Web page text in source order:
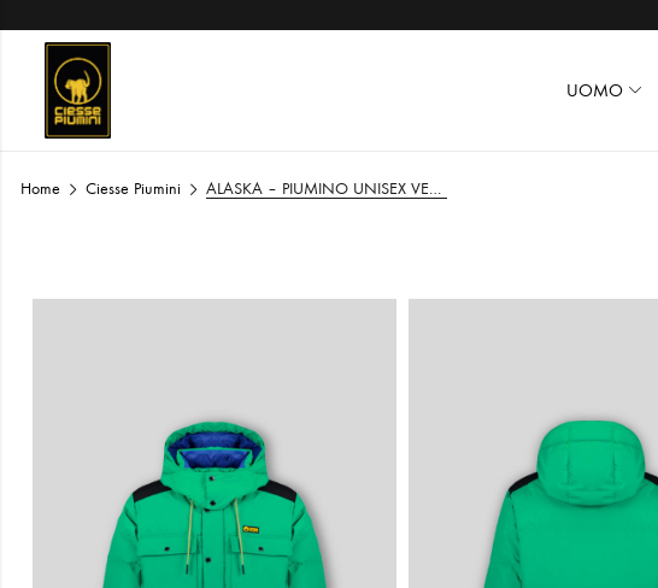
UOMO
Home Ciesse Piumini ALASKA – PIUMINO UNISEX VERDE MENTA 4 TASCHE CON CAPPUCCIO STACCABILE 100% RICICLATO